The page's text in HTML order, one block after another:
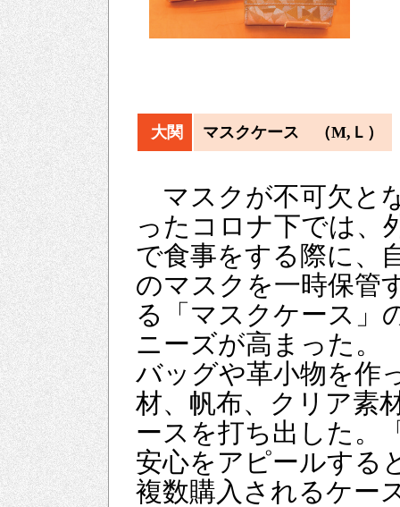
大関 マスクケース （M,Ｌ）
マスクが不可欠と
ったコロナ下では、
で食事をする際に、
のマスクを一時保管
る「マスクケース」
ニーズが高まった。
バッグや革小物を作
材、帆布、クリア素
ースを打ち出した。
安心をアピールする
複数購入されるケー